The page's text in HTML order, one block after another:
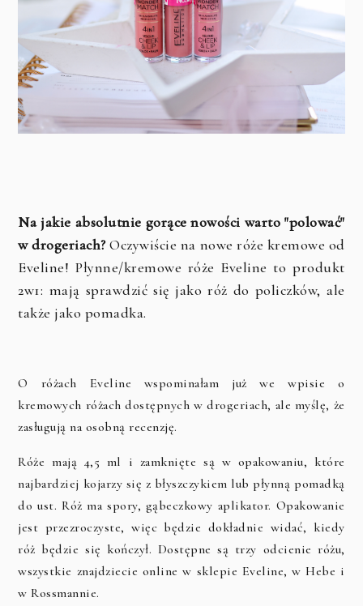
Na jakie absolutnie gorące nowości warto "polować"
w drogeriach?Oczywiście na nowe róże kremowe od
Eveline! Płynne/kremowe róże Eveline to produkt
2w1: mają sprawdzić się jako róż do policzków, ale
także jako pomadka.
O różach Eveline wspominałam już we wpisie o
kremowych różach dostępnych w drogeriach, ale myślę, że
zasługują na osobną recenzję.
Róże mają 4,5 ml i zamknięte są w opakowaniu, które
najbardziej kojarzy się z błyszczykiem lub płynną pomadką
do ust. Róż ma spory, gąbeczkowy aplikator. Opakowanie
jest przezroczyste, więc będzie dokładnie widać, kiedy
róż będzie się kończył. Dostępne są trzy odcienie różu,
wszystkie znajdziecie online w sklepie Eveline, w Hebe i
w Rossmannie.